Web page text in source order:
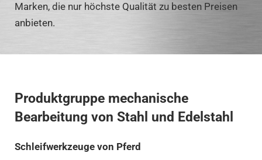
Marken, die nur höchste Qualität zu besten Preisen
anbieten.
Produktgruppe mechanische
Bearbeitung von Stahl und Edelstahl
Schleifwerkzeuge von Pferd